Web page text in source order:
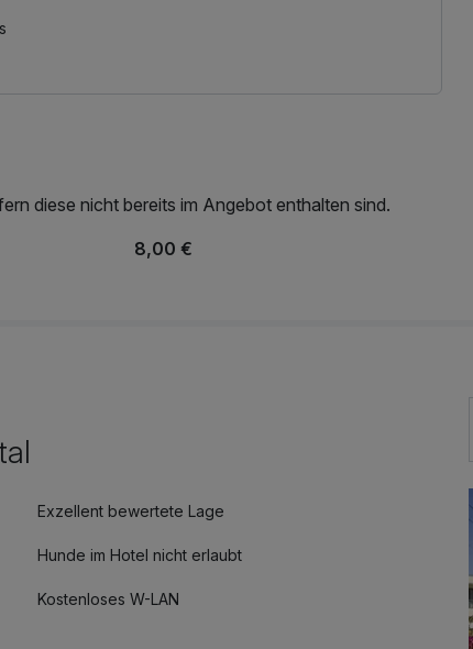
diese nicht bereits im Angebot enthalten sind.
8,00 €
Exzellent bewertete Lage
Hunde im Hotel nicht erlaubt
Kostenloses W-LAN